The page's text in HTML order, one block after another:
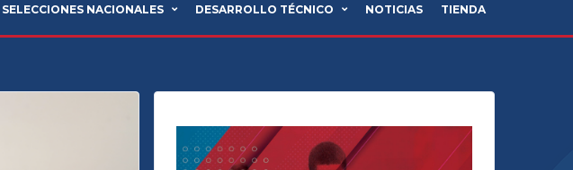
SELECCIONES NACIONALES DESARROLLO TÉCNICO NOTICIAS TIENDA